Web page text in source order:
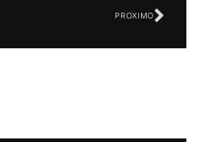
PROXIMO